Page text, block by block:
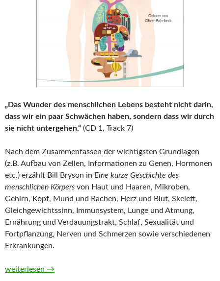
„Das Wunder des menschlichen Lebens besteht nicht darin,
dass wir ein paar Schwächen haben, sondern dass wir durch
sie nicht untergehen.“ (CD 1, Track 7)
Nach dem Zusammenfassen der wichtigsten Grundlagen
(z.B. Aufbau von Zellen, Informationen zu Genen, Hormonen
etc.) erzählt Bill Bryson in Eine kurze Geschichte des
menschlichen Körpers von Haut und Haaren, Mikroben,
Gehirn, Kopf, Mund und Rachen, Herz und Blut, Skelett,
Gleichgewichtssinn, Immunsystem, Lunge und Atmung,
Ernährung und Verdauungstrakt, Schlaf, Sexualität und
Fortpflanzung, Nerven und Schmerzen sowie verschiedenen
Erkrankungen.
Eine kurze Geschichte des menschlichen Körpers von Bill
weiterlesen →